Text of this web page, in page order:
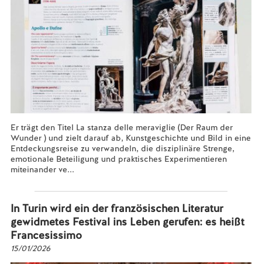
Er trägt den Titel La stanza delle meraviglie (Der Raum der
Wunder ) und zielt darauf ab, Kunstgeschichte und Bild in eine
Entdeckungsreise zu verwandeln, die disziplinäre Strenge,
emotionale Beteiligung und praktisches Experimentieren
miteinander ve...
In Turin wird ein der französischen Literatur
gewidmetes Festival ins Leben gerufen: es heißt
Francesissimo
15/01/2026